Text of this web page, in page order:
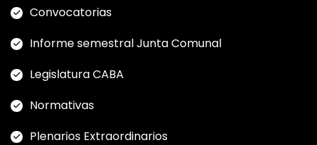
Convocatorias
Informe semestral Junta Comunal
Legislatura CABA
Normativas
Plenarios Extraordinarios